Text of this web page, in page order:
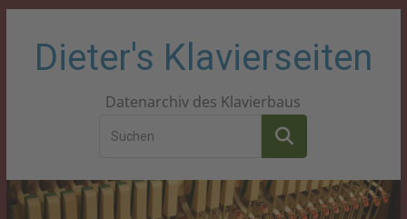
Dieter's Klavierseiten
Datenarchiv des Klavierbaus